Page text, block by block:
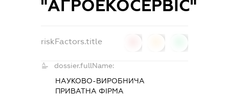
"АГРОЕКОСЕРВІС"
riskFactors.title
dossier.fullName:
НАУКОВО-ВИРОБНИЧА
ПРИВАТНА ФІРМА